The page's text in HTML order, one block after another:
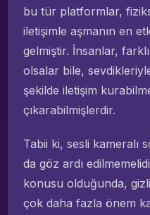
bu tür platformlar,
iletişimle aşmanın en
gelmiştir. İnsanlar,
olsalar bile,
şekilde iletişim
çıkarabilmişlerdir.
Tabii ki, sesli kameralı
da göz ardı
konusu olduğunda,
çok daha fazla önem